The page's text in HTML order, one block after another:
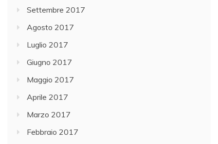
Settembre 2017
Agosto 2017
Luglio 2017
Giugno 2017
Maggio 2017
Aprile 2017
Marzo 2017
Febbraio 2017